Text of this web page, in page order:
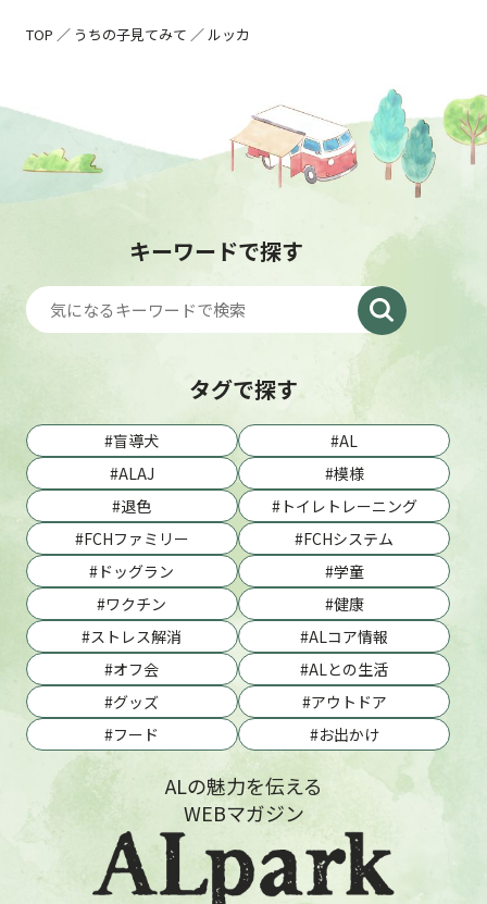
TOP ／ うちの子見てみて ／ ルッカ
キーワードで探す
タグで探す
盲導犬
AL
ALAJ
模様
退色
トイレトレーニング
FCHファミリー
FCHシステム
ドッグラン
学童
ワクチン
健康
ストレス解消
ALコア情報
オフ会
ALとの生活
グッズ
アウトドア
フード
お出かけ
ALの魅力を伝える
WEBマガジン